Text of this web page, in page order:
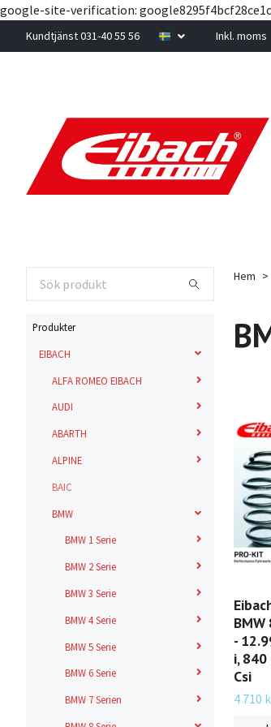
google-site-verification:
Kundtjänst 031-40 55 56 Inkl. moms
Produkter
EIBACH
ALFA ROMEO EIBACH
AUDI
ABARTH
ALPINE
BAIC
BMW
BMW 1 Serie
BMW 2 Serie
BMW 3 Serie
BMW 4 Serie
BMW 5 Serie
BMW 6 Serie
BMW 7 Serien
Hem
-
i, 840
Csi
4 710